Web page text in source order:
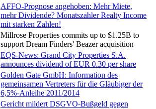
AFFO-Prognose angehoben: Mehr Miete,
mehr Dividende? Monatszahler Realty Income
mit starken Zahlen!
Millrose Properties commits up to $1.25B to
support Dream Finders' Beazer acquisition
EQS-News: Grand City Properties S.A.
announces dividend of EUR 0.30 per share
Golden Gate GmbH: Information des
gemeinsamen Vertreters für die Gläubiger der
6,5%-Anleihe 2011/2014
Gericht mildert DSGVO-Bußgeld gegen